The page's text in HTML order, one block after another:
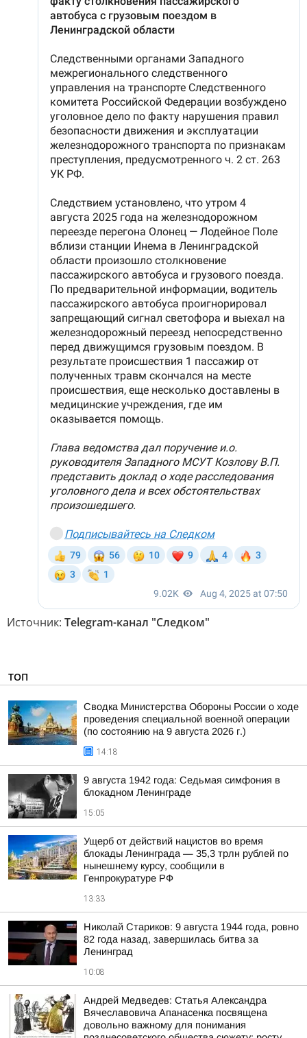
Источник: Telegram-канал "Следком"
ТОП
Сводка Министерства Обороны России о ходе
проведения специальной военной операции
(по состоянию на 9 августа 2026 г.)
14:18
9 августа 1942 года: Седьмая симфония в
блокадном Ленинграде
15:05
Ущерб от действий нацистов во время
блокады Ленинграда — 35,3 трлн рублей по
нынешнему курсу, сообщили в
Генпрокуратуре РФ
13:33
Николай Стариков: 9 августа 1944 года, ровно
82 года назад, завершилась битва за
Ленинград
10:08
Андрей Медведев: Статья Александра
Вячеславовича Апанасенка посвящена
довольно важному для понимания